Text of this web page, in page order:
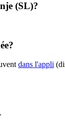
(SL)?
dans l'appli
.